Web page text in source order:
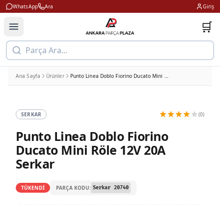
WhatsApp Ara Giriş
🛒
Parça Ara...
Ana Sayfa Ürünler Punto Linea Doblo Fiorino Ducato Mini Röle 12V 20A Serkar
SERKAR (0)
Punto Linea Doblo Fiorino
Ducato Mini Röle 12V 20A
Serkar
TÜKENDİ PARÇA KODU: Serkar 20740